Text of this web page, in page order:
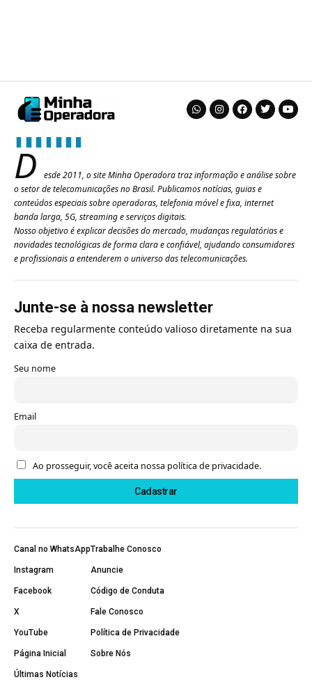
D
esde 2011, o site Minha Operadora traz informação e análise sobre
o setor de telecomunicações no Brasil. Publicamos notícias, guias e
conteúdos especiais sobre operadoras, telefonia móvel e fixa, internet
banda larga, 5G, streaming e serviços digitais.
Nosso objetivo é explicar decisões do mercado, mudanças regulatórias e
novidades tecnológicas de forma clara e confiável, ajudando consumidores
e profissionais a entenderem o universo das telecomunicações.
Junte-se à nossa newsletter
Receba regularmente conteúdo valioso diretamente na sua
caixa de entrada.
Seu nome
Email
Ao prosseguir, você aceita nossa política de privacidade.
Canal no WhatsApp
Instagram
Facebook
X
YouTube
Página Inicial
Últimas Notícias
Trabalhe Conosco
Anuncie
Código de Conduta
Fale Conosco
Política de Privacidade
Sobre Nós